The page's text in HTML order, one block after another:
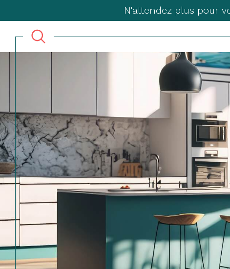
N'attendez plus pour
du neuf
de l'immo pro
à l'année
en
de